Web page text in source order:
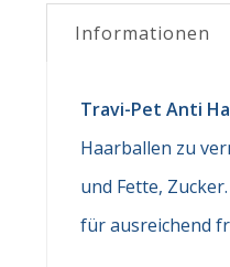
Informationen
Travi-Pet Anti
Haarballen zu
und Fette, Zucker.
für ausreichend